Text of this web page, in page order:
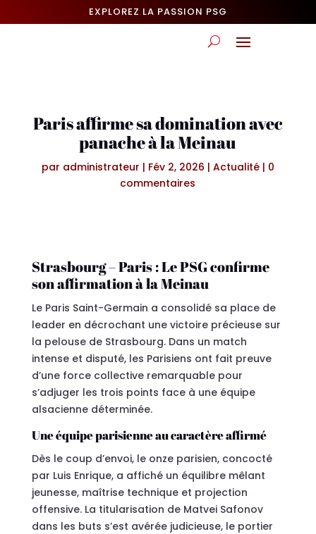
EXPLOREZ LA PASSION PSG
Paris affirme sa domination avec
panache à la Meinau
par administrateur | Fév 2, 2026 | Actualité| 0
commentaires
Strasbourg – Paris : Le PSG confirme
son affirmation à la Meinau
Le Paris Saint-Germain a consolidé sa place de
leader en décrochant une victoire précieuse sur
la pelouse de Strasbourg. Dans un match
intense et disputé, les Parisiens ont fait preuve
d’une force collective remarquable pour
s’adjuger les trois points face à une équipe
alsacienne déterminée.
Une équipe parisienne au caractère affirmé
Dès le coup d’envoi, le onze parisien, concocté
par Luis Enrique, a affiché un équilibre mêlant
jeunesse, maîtrise technique et projection
offensive. La titularisation de Matvei Safonov
dans les buts s’est avérée judicieuse, le portier